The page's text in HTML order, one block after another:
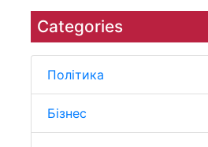
Categories
Політика
Бізнес